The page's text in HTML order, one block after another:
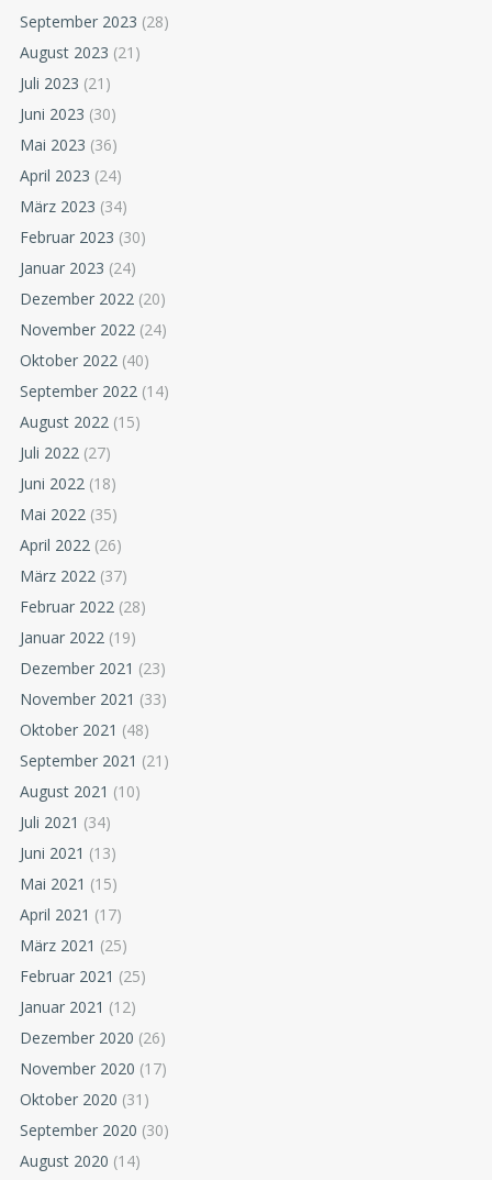
September 2023 (28)
August 2023 (21)
Juli 2023 (21)
Juni 2023 (30)
Mai 2023 (36)
April 2023 (24)
März 2023 (34)
Februar 2023 (30)
Januar 2023 (24)
Dezember 2022 (20)
November 2022 (24)
Oktober 2022 (40)
September 2022 (14)
August 2022 (15)
Juli 2022 (27)
Juni 2022 (18)
Mai 2022 (35)
April 2022 (26)
März 2022 (37)
Februar 2022 (28)
Januar 2022 (19)
Dezember 2021 (23)
November 2021 (33)
Oktober 2021 (48)
September 2021 (21)
August 2021 (10)
Juli 2021 (34)
Juni 2021 (13)
Mai 2021 (15)
April 2021 (17)
März 2021 (25)
Februar 2021 (25)
Januar 2021 (12)
Dezember 2020 (26)
November 2020 (17)
Oktober 2020 (31)
September 2020 (30)
August 2020 (14)